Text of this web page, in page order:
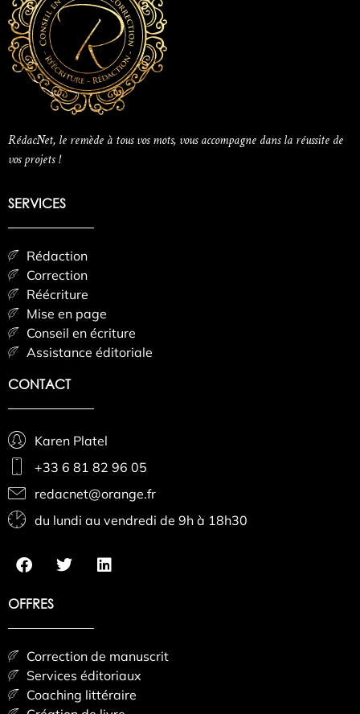
RédacNet, le remède à tous vos mots, vous accompagne dans la réussite de
vos projets !
SERVICES
Rédaction
Correction
Réécriture
Mise en page
Conseil en écriture
Assistance éditoriale
CONTACT
Karen Platel
+33 6 81 82 96 05
redacnet@orange.fr
du lundi au vendredi de 9h à 18h30
OFFRES
Correction de manuscrit
Services éditoriaux
Coaching littéraire